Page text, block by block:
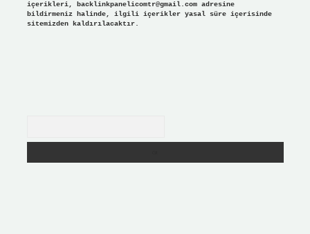
içerikleri, backlinkpanelicomtr@gmail.comadresine
bildirmeniz halinde, ilgili içerikler yasal süre içerisinde
sitemizden kaldırılacaktır.